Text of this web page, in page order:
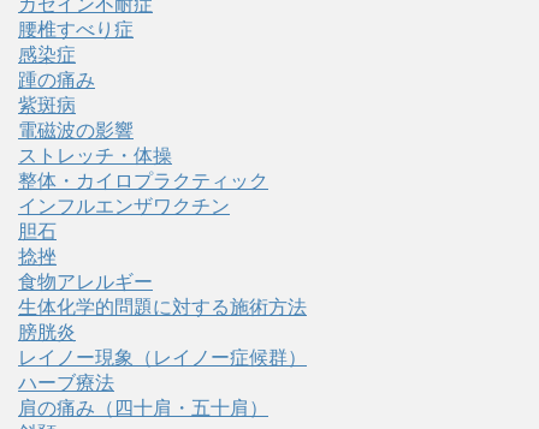
腰椎すべり症
感染症
踵の痛み
紫斑病
電磁波の影響
ストレッチ・体操
整体・カイロプラクティック
インフルエンザワクチン
胆石
捻挫
食物アレルギー
生体化学的問題に対する施術方法
膀胱炎
レイノー現象（レイノー症候群）
ハーブ療法
肩の痛み（四十肩・五十肩）